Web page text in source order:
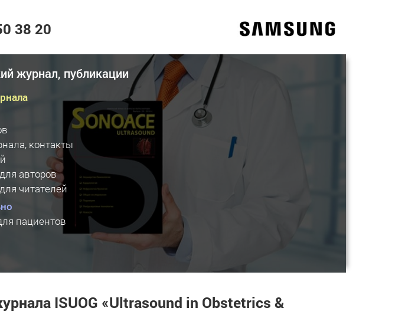
38 20
журнал, публикации
контакты
авторов
читателей
пациентов
ISUOG «Ultrasound in Obstetrics &